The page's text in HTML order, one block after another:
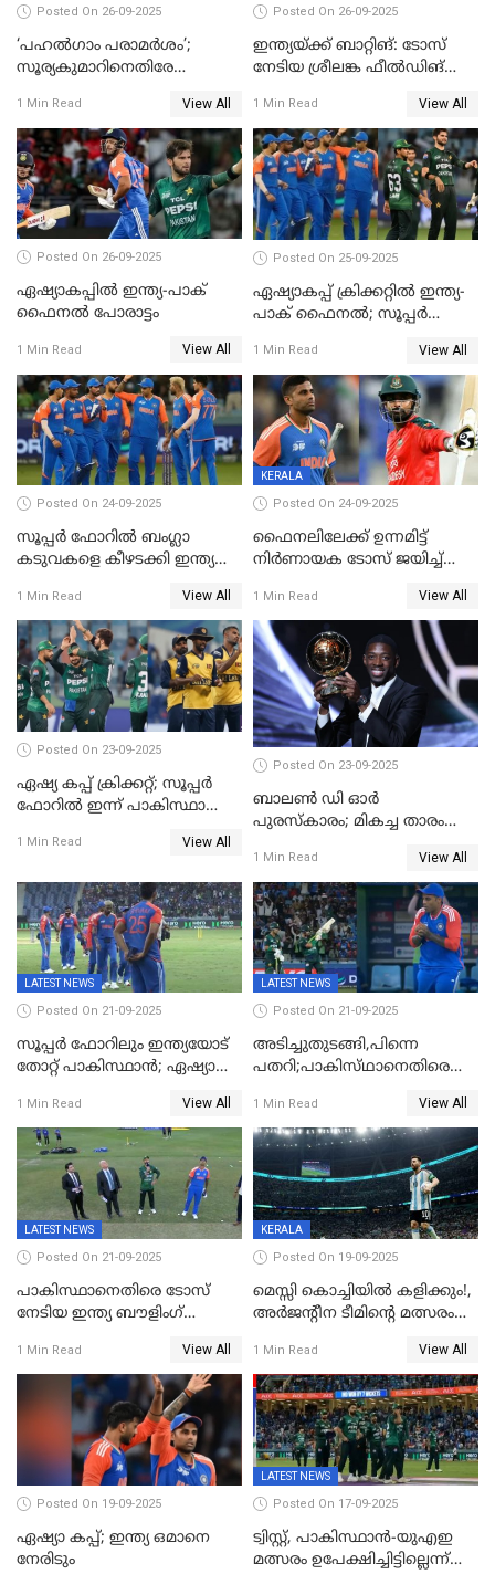
Posted On 26-09-2025
‘പഹൽഗാം പരാമർശം’;
സൂര്യകുമാറിനെതിരേ
ഹാരിസ് റൗഫിനും പിഴ ശിക്ഷ
1 Min Read View All
Posted On 26-09-2025
ഇന്ത്യയ്ക്ക് ബാറ്റിങ്: ടോസ്
നേടിയ ശ്രീലങ്ക ഫീൽഡിങ്
1 Min Read View All
Posted On 26-09-2025
ഏഷ്യാകപ്പില്‍ ഇന്ത്യ-പാക്
ഫൈനല്‍ പോരാട്ടം
1 Min Read View All
Posted On 25-09-2025
ഏഷ്യാകപ്പ് ക്രിക്കറ്റിൽ ഇന്ത്യ-
പാക് ഫൈനല്‍; സൂപ്പർ
തോൽപിച്ച് പാകിസ്ഥാൻ
1 Min Read View All
Posted On 24-09-2025
സൂപ്പർ ഫോറിൽ ബംഗ്ലാ
കടുവകളെ കീഴടക്കി ഇന്ത്യ
1 Min Read View All
KERALA
Posted On 24-09-2025
ഫൈനലിലേക്ക് ഉന്നമിട്ട്
നിര്‍ണായക ടോസ് ജയിച്ച്
ഇന്ത്യയ്ക്ക് ബാറ്റിംഗ്
1 Min Read View All
Posted On 23-09-2025
ഏഷ്യ കപ്പ് ക്രിക്കറ്റ്; സൂപ്പര്‍
ഫോറിൽ ഇന്ന് പാകിസ്ഥാനും
1 Min Read View All
Posted On 23-09-2025
ബാലണ്‍ ഡി ഓര്‍
പുരസ്‌കാരം; മികച്ച താരം
1 Min Read View All
LATEST NEWS
Posted On 21-09-2025
സൂപ്പർ ഫോറിലും ഇന്ത്യയോട്
തോറ്റ് പാകിസ്ഥാൻ; ഏഷ്യാ
ഇന്ത്യ, അഭിഷേക് ശർമ്മയ്ക്ക്
അർദ്ധ സെഞ്ച്വറി
1 Min Read View All
LATEST NEWS
Posted On 21-09-2025
അടിച്ചുതുടങ്ങി,പിന്നെ
പതറി;പാകിസ്‌ഥാനെതിരെ
വിജയലക്ഷ്യം
1 Min Read View All
LATEST NEWS
Posted On 21-09-2025
പാകിസ്ഥാനെതിരെ ടോസ്
നേടിയ ഇന്ത്യ ബൗളിംഗ്
1 Min Read View All
KERALA
Posted On 19-09-2025
മെസ്സി കൊച്ചിയിൽ കളിക്കും!,
അർജന്റീന ടീമിന്റെ മത്സരം
നടത്താൻ ആലോചന
1 Min Read View All
Posted On 19-09-2025
ഏഷ്യാ കപ്പ്; ഇന്ത്യ ഒമാനെ
നേരിടും
LATEST NEWS
Posted On 17-09-2025
ട്വിസ്റ്റ്, പാകിസ്ഥാൻ-യുഎഇ
മത്സരം ഉപേക്ഷിച്ചിട്ടില്ലെന്ന്